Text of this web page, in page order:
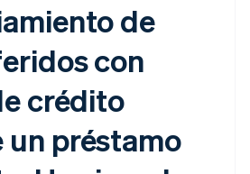
de
con
crédito
un préstamo